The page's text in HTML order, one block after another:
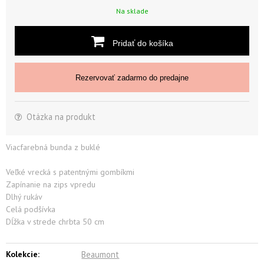
Na sklade
Pridať do košíka
Rezervovať zadarmo do predajne
Otázka na produkt
Viacfarebná bunda z buklé
Veľké vrecká s patentnými gombíkmi
Zapínanie na zips vpredu
Dlhý rukáv
Celá podšívka
Dĺžka v strede chrbta 50 cm
Kolekcie: Beaumont